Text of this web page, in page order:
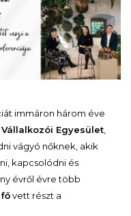
immáron három éve
Vállalkozói Egyesület
vágyó nőknek, akik
kapcsolódni és
évről évre több
vett részt a